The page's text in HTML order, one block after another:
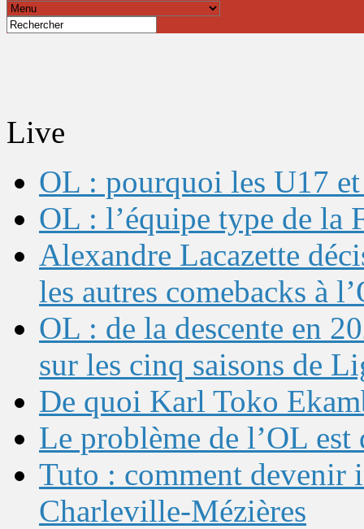
Live
OL : pourquoi les U17
OL : l’équipe type de la
Alexandre Lacazette
les autres comebacks à
OL : de la descente en
sur les cinq saisons de
De quoi Karl Toko
Le problème de l’OL
Tuto : comment devenir
Charleville-Mézières